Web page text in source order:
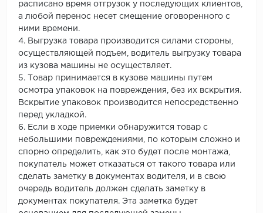
расписано время отгрузок у последующих клиентов,
а любой перенос несет смещение оговоренного с
ними времени.
4. Выгрузка товара производится силами стороны,
осуществляющей подъем, водитель выгрузку товара
из кузова машины не осуществляет.
5. Товар принимается в кузове машины путем
осмотра упаковок на повреждения, без их вскрытия.
Вскрытие упаковок производится непосредственно
перед укладкой.
6. Если в ходе приемки обнаружится товар с
небольшими повреждениями, по которым сложно и
спорно определить, как это будет после монтажа,
покупатель может отказаться от такого товара или
сделать заметку в документах водителя, и в свою
очередь водитель должен сделать заметку в
документах покупателя. Эта заметка будет